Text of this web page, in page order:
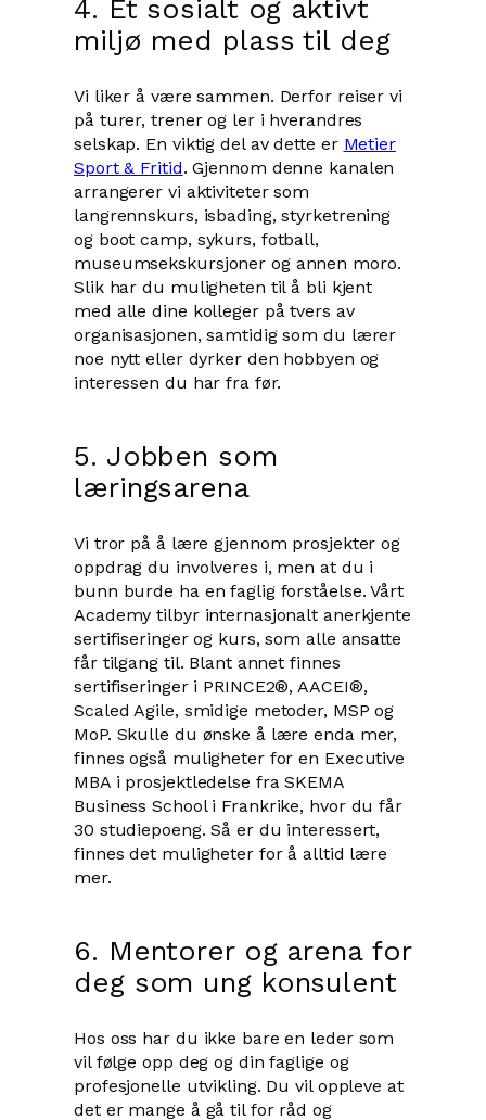
4. Et sosialt og aktivt
miljø med plass til deg
Vi liker å være sammen. Derfor reiser vi
på turer, trener og ler i hverandres
selskap. En viktig del av dette er Metier
Sport & Fritid. Gjennom denne kanalen
arrangerer vi aktiviteter som
langrennskurs, isbading, styrketrening
og boot camp, sykurs, fotball,
museumsekskursjoner og annen moro.
Slik har du muligheten til å bli kjent
med alle dine kolleger på tvers av
organisasjonen, samtidig som du lærer
noe nytt eller dyrker den hobbyen og
interessen du har fra før.
5. Jobben som
læringsarena
Vi tror på å lære gjennom prosjekter og
oppdrag du involveres i, men at du i
bunn burde ha en faglig forståelse. Vårt
Academy tilbyr internasjonalt anerkjente
sertifiseringer og kurs, som alle ansatte
får tilgang til. Blant annet finnes
sertifiseringer i PRINCE2®, AACEI®,
Scaled Agile, smidige metoder, MSP og
MoP. Skulle du ønske å lære enda mer,
finnes også muligheter for en Executive
MBA i prosjektledelse fra SKEMA
Business School i Frankrike, hvor du får
30 studiepoeng. Så er du interessert,
finnes det muligheter for å alltid lære
mer.
6. Mentorer og arena for
deg som ung konsulent
Hos oss har du ikke bare en leder som
vil følge opp deg og din faglige og
profesjonelle utvikling. Du vil oppleve at
det er mange å gå til for råd og